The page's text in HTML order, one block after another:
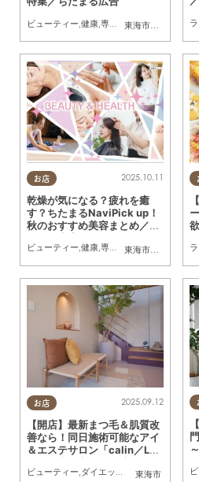
東海市
,半田市
ビューティー 健康 専門店 ,ちたまるスタイ
お店
東海市
,大府市 知
2025.10.11
乾燥が気になる？疲れを癒
す？ちたまるNaviPick up！
秋のおすすめ美容まとめ／ち
ビューティー,健康,専門店 ,ちたまるスタイ
お店
東海市
2025.09.12
【開店】最新まつ毛＆肌質改
善なら！同日施術可能なアイ
＆エステサロン「calin／Lat
プン／ちたまる広告
ビューティー,ダイエット 健康,専門店 ちた